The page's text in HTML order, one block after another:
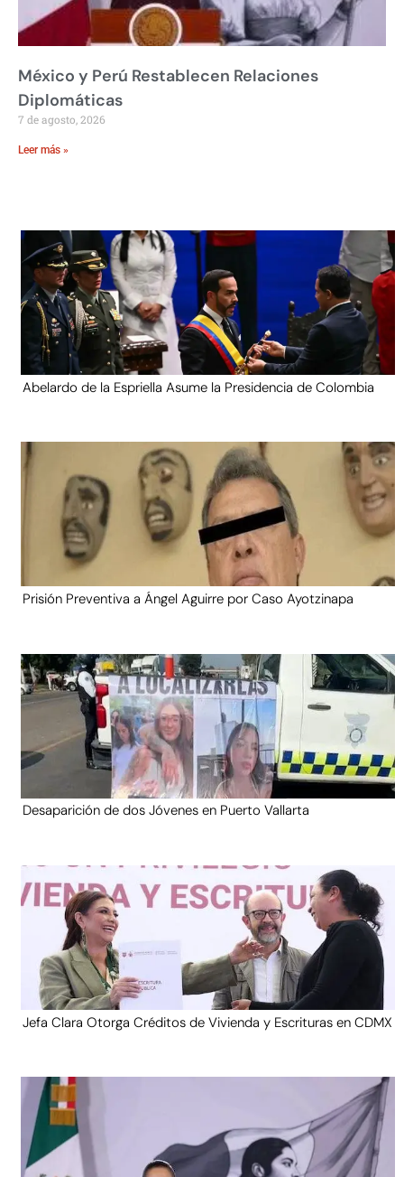
México y Perú Restablecen Relaciones
Diplomáticas
7 de agosto, 2026
Leer más »
Abelardo de la Espriella Asume la Presidencia de Colombia
Prisión Preventiva a Ángel Aguirre por Caso Ayotzinapa
Desaparición de dos Jóvenes en Puerto Vallarta
Jefa Clara Otorga Créditos de Vivienda y Escrituras en CDMX